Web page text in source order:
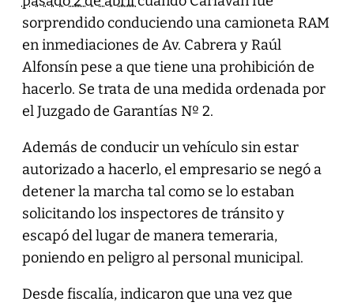
sorprendido conduciendo una camioneta RAM
en inmediaciones de Av. Cabrera y Raúl
Alfonsín pese a que tiene una prohibición de
hacerlo. Se trata de una medida ordenada por
el Juzgado de Garantías Nº 2.
Además de conducir un vehículo sin estar
autorizado a hacerlo, el empresario se negó a
detener la marcha tal como se lo estaban
solicitando los inspectores de tránsito y
escapó del lugar de manera temeraria,
poniendo en peligro al personal municipal.
Desde fiscalía, indicaron que una vez que